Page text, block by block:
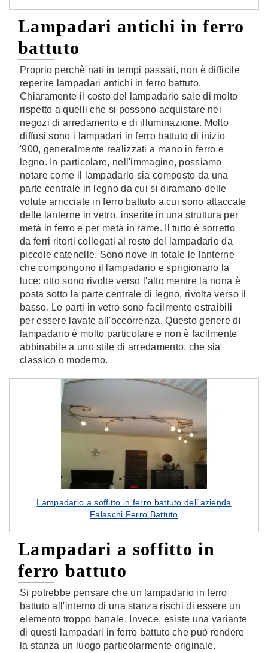
Lampadari antichi in ferro
battuto
Proprio perchè nati in tempi passati, non è difficile
reperire lampadari antichi in ferro battuto.
Chiaramente il costo del lampadario sale di molto
rispetto a quelli che si possono acquistare nei
negozi di arredamento e di illuminazione. Molto
diffusi sono i lampadari in ferro battuto di inizio
'900, generalmente realizzati a mano in ferro e
legno. In particolare, nell'immagine, possiamo
notare come il lampadario sia composto da una
parte centrale in legno da cui si diramano delle
volute arricciate in ferro battuto a cui sono attaccate
delle lanterne in vetro, inserite in una struttura per
metà in ferro e per metà in rame. Il tutto è sorretto
da ferri ritorti collegati al resto del lampadario da
piccole catenelle. Sono nove in totale le lanterne
che compongono il lampadario e sprigionano la
luce: otto sono rivolte verso l'alto mentre la nona è
posta sotto la parte centrale di legno, rivolta verso il
basso. Le parti in vetro sono facilmente estraibili
per essere lavate all'occorrenza. Questo genere di
lampadario è molto particolare e non è facilmente
abbinabile a uno stile di arredamento, che sia
classico o moderno.
Lampadario a soffitto in ferro battuto dell'azienda
Falaschi Ferro Battuto
Lampadari a soffitto in
ferro battuto
Si potrebbe pensare che un lampadario in ferro
battuto all'interno di una stanza rischi di essere un
elemento troppo banale. Invece, esiste una variante
di questi lampadari in ferro battuto che può rendere
la stanza un luogo particolarmente originale.